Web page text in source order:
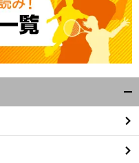
閉
る